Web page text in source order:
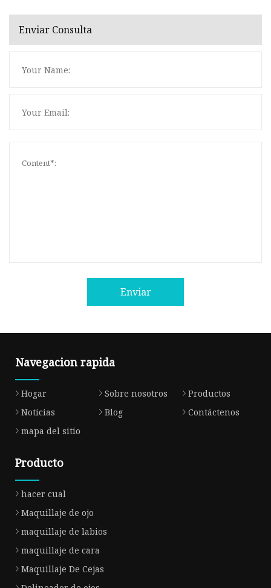
Enviar Consulta
Enviar
Navegacion rapida
Hogar Sobre nosotros
Productos
Noticias
Blog
Contáctenos
mapa del sitio
Producto
hacer cual
Maquillaje de ojo
maquillaje de labios
maquillaje de cara
Maquillaje De Cejas